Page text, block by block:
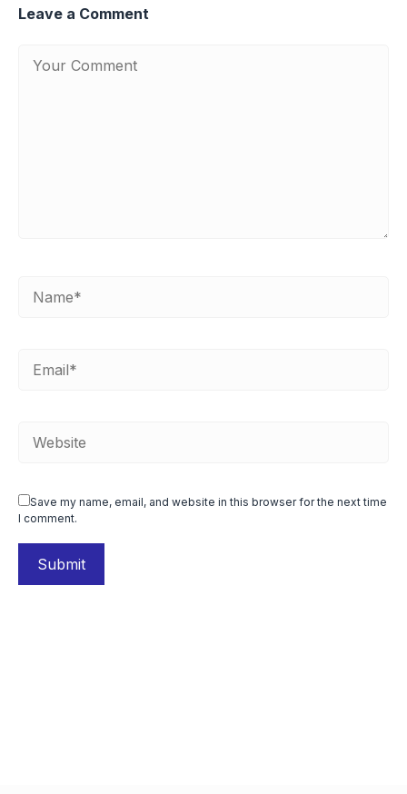
Leave a Comment
Save my name, email, and website in this browser for the next time
I comment.